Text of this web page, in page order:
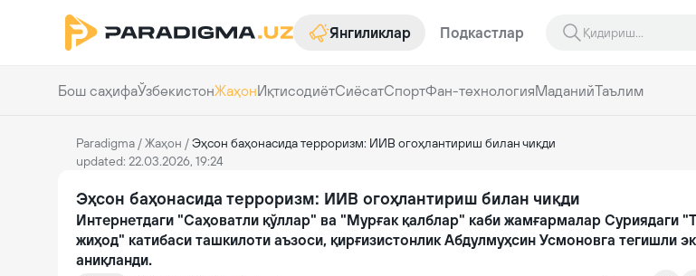
Янгиликлар Подкастлар
Бош саҳифаЎзбекистонЖаҳонИқтисодиётСиёсатСпортФан-технологияМаданийТаълим
Paradigma /Жаҳон /Эҳсон баҳонасида терроризм: ИИВ огоҳлантириш билан чиқди
updated: 22.03.2026, 19:24
Эҳсон баҳонасида терроризм: ИИВ огоҳлантириш билан чиқди
Интернетдаги "Саҳоватли қўллар" ва "Мурғак қалблар" каби жамғармалар Суриядаги
жиҳод" катибаси ташкилоти аъзоси, қирғизистонлик Абдулмуҳсин Усмоновга тегишли
аниқланди.